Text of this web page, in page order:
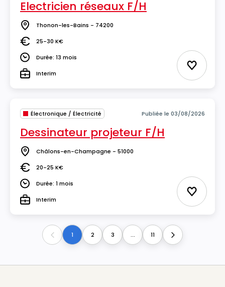
Electricien réseaux F/H
Lieu Thonon-les-Bains - 74200
Salaire25-30 K€
DuréeDurée: 13 mois
TypeInterim Ajouter
Électronique / Électricité Publiée le 03/08/2026
Dessinateur projeteur F/H
Lieu Châlons-en-Champagne - 51000
Salaire20-25 K€
DuréeDurée: 1 mois
TypeInterim Ajouter
Previous1 2 3 ... 11 Next